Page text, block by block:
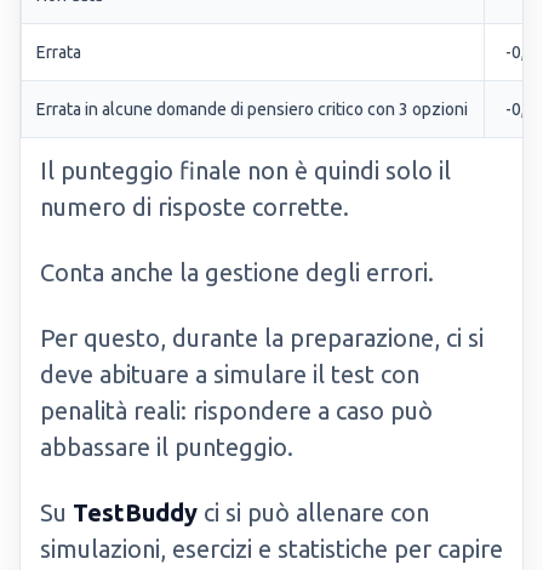
Errata -
Errata in alcune domande di pensiero critico con 3 opzioni -
Il punteggio finale non è quindi solo il
numero di risposte corrette.
Conta anche la gestione degli errori.
Per questo, durante la preparazione, ci si
deve abituare a simulare il test con
penalità reali: rispondere a caso può
abbassare il punteggio.
Su TestBuddy ci si può allenare con
simulazioni, esercizi e statistiche per capire